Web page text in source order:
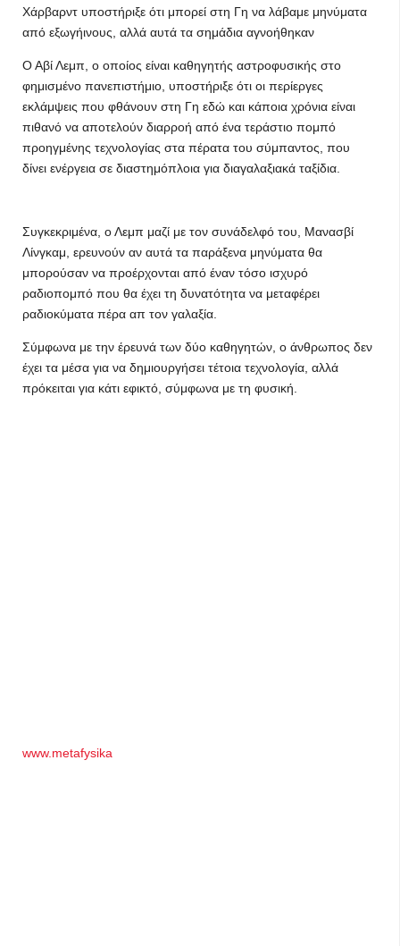
Χάρβαρντ υποστήριξε ότι μπορεί στη Γη να λάβαμε μηνύματα
από εξωγήινους, αλλά αυτά τα σημάδια αγνοήθηκαν
Ο Αβί Λεμπ, ο οποίος είναι καθηγητής αστροφυσικής στο
φημισμένο πανεπιστήμιο, υποστήριξε ότι οι περίεργες
εκλάμψεις που φθάνουν στη Γη εδώ και κάποια χρόνια είναι
πιθανό να αποτελούν διαρροή από ένα τεράστιο πομπό
προηγμένης τεχνολογίας στα πέρατα του σύμπαντος, που
δίνει ενέργεια σε διαστημόπλοια για διαγαλαξιακά ταξίδια.
Συγκεκριμένα, ο Λεμπ μαζί με τον συνάδελφό του, Μανασβί
Λίνγκαμ, ερευνούν αν αυτά τα παράξενα μηνύματα θα
μπορούσαν να προέρχονται από έναν τόσο ισχυρό
ραδιοπομπό που θα έχει τη δυνατότητα να μεταφέρει
ραδιοκύματα πέρα απ τον γαλαξία.
Σύμφωνα με την έρευνά των δύο καθηγητών, ο άνθρωπος δεν
έχει τα μέσα για να δημιουργήσει τέτοια τεχνολογία, αλλά
πρόκειται για κάτι εφικτό, σύμφωνα με τη φυσική.
www.metafysika